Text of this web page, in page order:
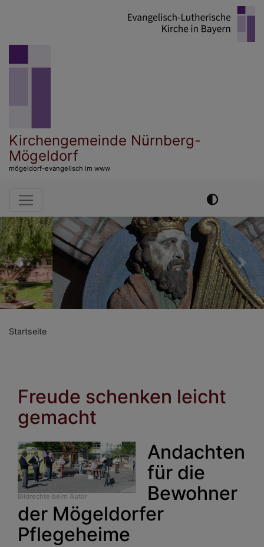
Kirchengemeinde Nürnberg-
Mögeldorf
mögeldorf-evangelisch im www
Hauptnavigation
Previous Next
Startseite
Freude schenken leicht
gemacht
Bildrechte beim Autor
Andachten
für die
Bewohner
der Mögeldorfer
Pflegeheime